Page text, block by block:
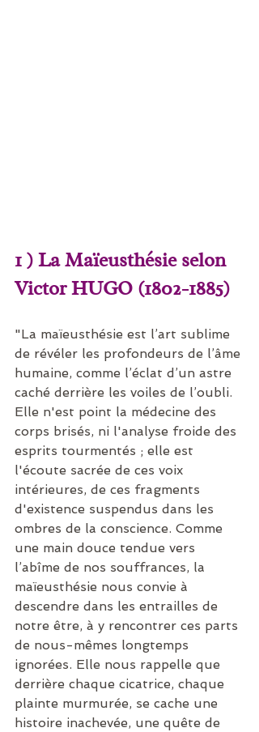
1 ) La Maïeusthésie selon
Victor HUGO (1802-1885)
"La maïeusthésie est l’art sublime
de révéler les profondeurs de l’âme
humaine, comme l’éclat d’un astre
caché derrière les voiles de l’oubli.
Elle n'est point la médecine des
corps brisés, ni l'analyse froide des
esprits tourmentés ; elle est
l'écoute sacrée de ces voix
intérieures, de ces fragments
d'existence suspendus dans les
ombres de la conscience. Comme
une main douce tendue vers
l’abîme de nos souffrances, la
maïeusthésie nous convie à
descendre dans les entrailles de
notre être, à y rencontrer ces parts
de nous-mêmes longtemps
ignorées. Elle nous rappelle que
derrière chaque cicatrice, chaque
plainte murmurée, se cache une
histoire inachevée, une quête de